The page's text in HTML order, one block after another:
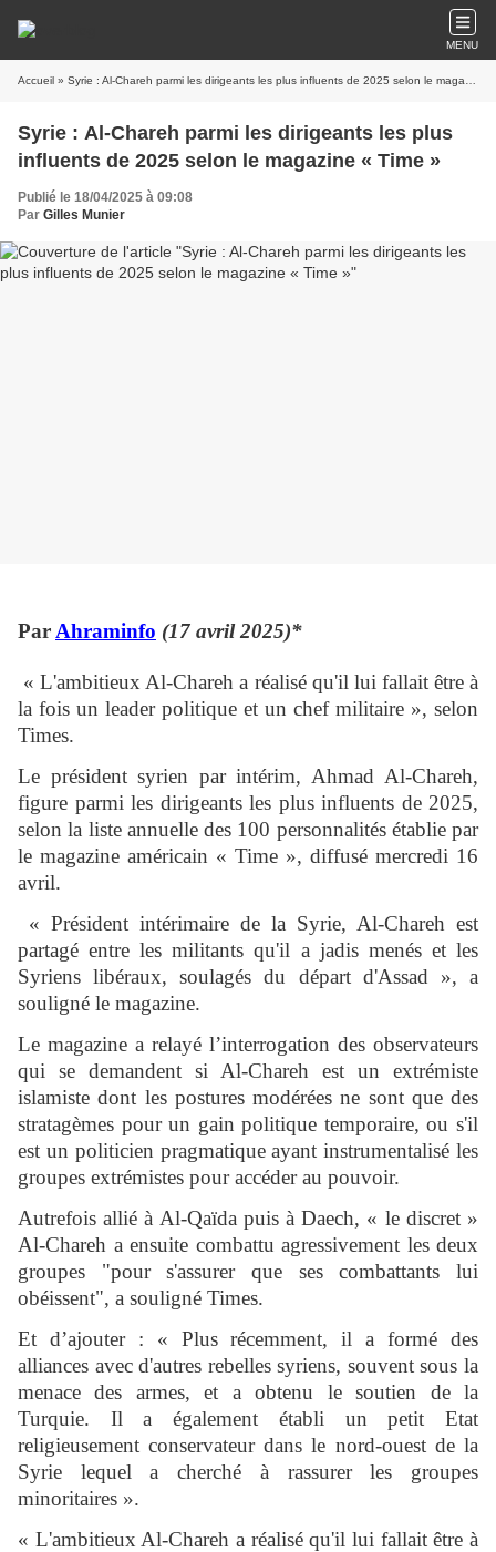
MENU
Accueil » Syrie : Al-Chareh parmi les dirigeants les plus influents de 2025 selon le magazine « Time »
Syrie : Al-Chareh parmi les dirigeants les plus
influents de 2025 selon le magazine « Time »
Publié le 18/04/2025 à 09:08
Par Gilles Munier
Par Ahraminfo (17 avril 2025)*
« L'ambitieux Al-Chareh a réalisé qu'il lui fallait être à
la fois un leader politique et un chef militaire », selon
Times.
Le président syrien par intérim, Ahmad Al-Chareh,
figure parmi les dirigeants les plus influents de 2025,
selon la liste annuelle des 100 personnalités établie par
le magazine américain « Time », diffusé mercredi 16
avril.
« Président intérimaire de la Syrie, Al-Chareh est
partagé entre les militants qu'il a jadis menés et les
Syriens libéraux, soulagés du départ d'Assad », a
souligné le magazine.
Le magazine a relayé l’interrogation des observateurs
qui se demandent si Al-Chareh est un extrémiste
islamiste dont les postures modérées ne sont que des
stratagèmes pour un gain politique temporaire, ou s'il
est un politicien pragmatique ayant instrumentalisé les
groupes extrémistes pour accéder au pouvoir.
Autrefois allié à Al-Qaïda puis à Daech, « le discret »
Al-Chareh a ensuite combattu agressivement les deux
groupes "pour s'assurer que ses combattants lui
obéissent", a souligné Times.
Et d’ajouter : « Plus récemment, il a formé des
alliances avec d'autres rebelles syriens, souvent sous la
menace des armes, et a obtenu le soutien de la
Turquie. Il a également établi un petit Etat
religieusement conservateur dans le nord-ouest de la
Syrie lequel a cherché à rassurer les groupes
minoritaires ».
« L'ambitieux Al-Chareh a réalisé qu'il lui fallait être à